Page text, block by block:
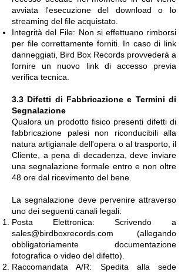
avviata l'esecuzione del download o lo
streaming del file acquistato.
Integrità del File: Non si effettuano rimborsi
per file correttamente forniti. In caso di link
danneggiati, Bird Box Records provvederà a
fornire un nuovo link di accesso previa
verifica tecnica.
3.3 Difetti di Fabbricazione e Termini di
Segnalazione
Qualora un prodotto fisico presenti difetti di
fabbricazione palesi non riconducibili alla
natura artigianale dell'opera o al trasporto, il
Cliente, a pena di decadenza, deve inviare
una segnalazione formale entro e non oltre
48 ore dal ricevimento del bene.
La segnalazione deve pervenire attraverso
uno dei seguenti canali legali:
Posta Elettronica: Scrivendo a
sales@birdboxrecords.com (allegando
obbligatoriamente documentazione
fotografica o video del difetto).
Raccomandata A/R: Spedita alla sede